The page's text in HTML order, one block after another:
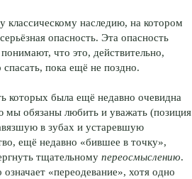
наследию, на котором
опасность. Эта опасность
что это, действительно,
пока ещё не поздно.
которых была ещё недавно очевидна
мы обязаны любить и уважать (позиция
в зубах и устаревшую
ещё недавно «бившее в точку»,
тщательному переосмыслению.
«переодевание», хотя одно